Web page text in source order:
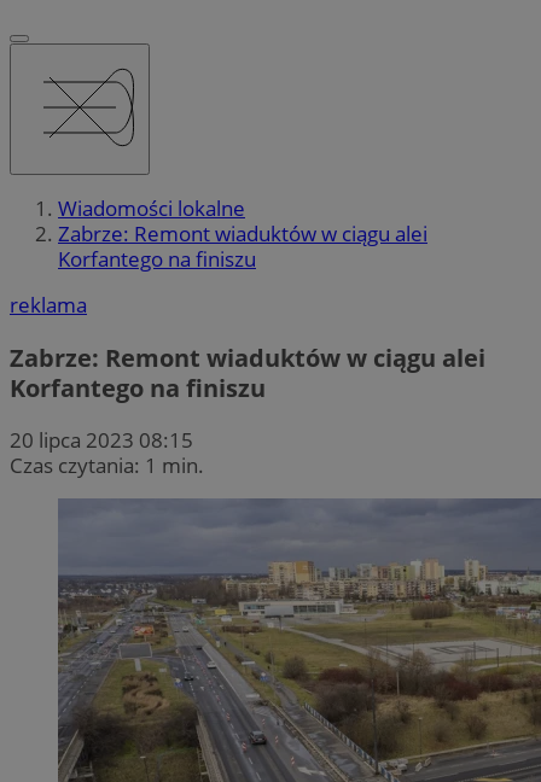
Wiadomości lokalne
Zabrze: Remont wiaduktów w ciągu alei
Korfantego na finiszu
reklama
Zabrze: Remont wiaduktów w ciągu alei
Korfantego na finiszu
20 lipca 2023 08:15
Czas czytania: 1 min.